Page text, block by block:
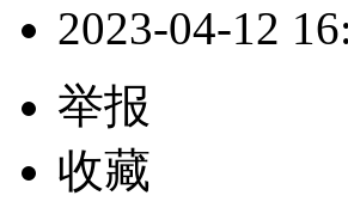
2023-04-12
举报
收藏